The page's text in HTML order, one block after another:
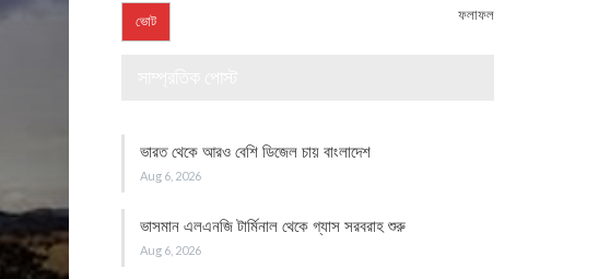
ফলাফল
ভারত থেকে আরও বেশি ডিজেল চায় বাংলাদেশ
Aug 6, 2026
ভাসমান এলএনজি টার্মিনাল থেকে গ্যাস সরবরাহ শুরু
Aug 6, 2026